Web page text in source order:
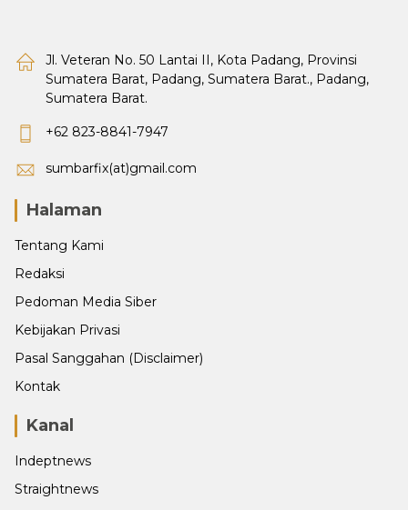
Jl. Veteran No. 50 Lantai II, Kota Padang, Provinsi
Sumatera Barat, Padang, Sumatera Barat., Padang,
Sumatera Barat.
+62 823-8841-7947
sumbarfix(at)gmail.com
Halaman
Tentang Kami
Redaksi
Pedoman Media Siber
Kebijakan Privasi
Pasal Sanggahan (Disclaimer)
Kontak
Kanal
Indeptnews
Straightnews